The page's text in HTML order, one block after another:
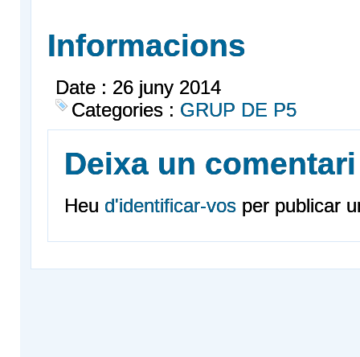
Informacions
Date : 26 juny 2014
Categories : GRUP DE P5
Deixa un comentari
Heu d'identificar-vos per publicar